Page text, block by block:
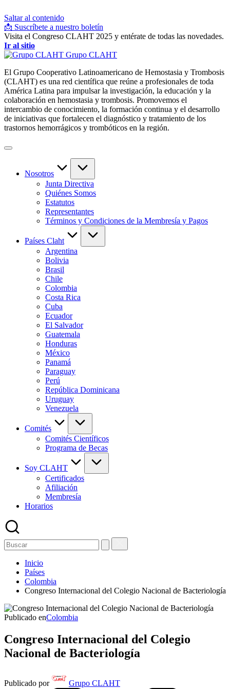
Saltar al contenido
📩 Suscríbete a nuestro boletín
Visita el Congreso CLAHT 2025 y entérate de todas las novedades.
Ir al sitio
Grupo CLAHT
El Grupo Cooperativo Latinoamericano de Hemostasia y Trombosis
(CLAHT) es una red científica que reúne a profesionales de toda
América Latina para impulsar la investigación, la educación y la
colaboración en hemostasia y trombosis. Promovemos el
intercambio de conocimiento, la formación continua y el desarrollo
de iniciativas que fortalecen el diagnóstico y tratamiento de los
trastornos hemorrágicos y trombóticos en la región.
Nosotros
Junta Directiva
Quiénes Somos
Estatutos
Representantes
Términos y Condiciones de la Membresía y Pagos
Países Claht
Argentina
Bolivia
Brasil
Chile
Colombia
Costa Rica
Cuba
Ecuador
El Salvador
Guatemala
Honduras
México
Panamá
Paraguay
Perú
República Dominicana
Uruguay
Venezuela
Comités
Comités Científicos
Programa de Becas
Soy CLAHT
Certificados
Afiliación
Membresía
Horarios
Inicio
Países
Colombia
Congreso Internacional del Colegio Nacional de Bacteriología
Publicado enColombia
Congreso Internacional del Colegio
Nacional de Bacteriología
Publicado por Grupo CLAHT